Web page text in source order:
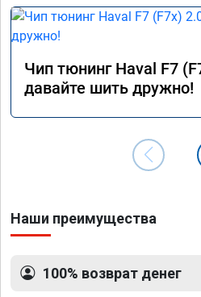
Чип тюнинг Haval F7
давайте шить дружно!
Наши преимущества
100% возврат денег